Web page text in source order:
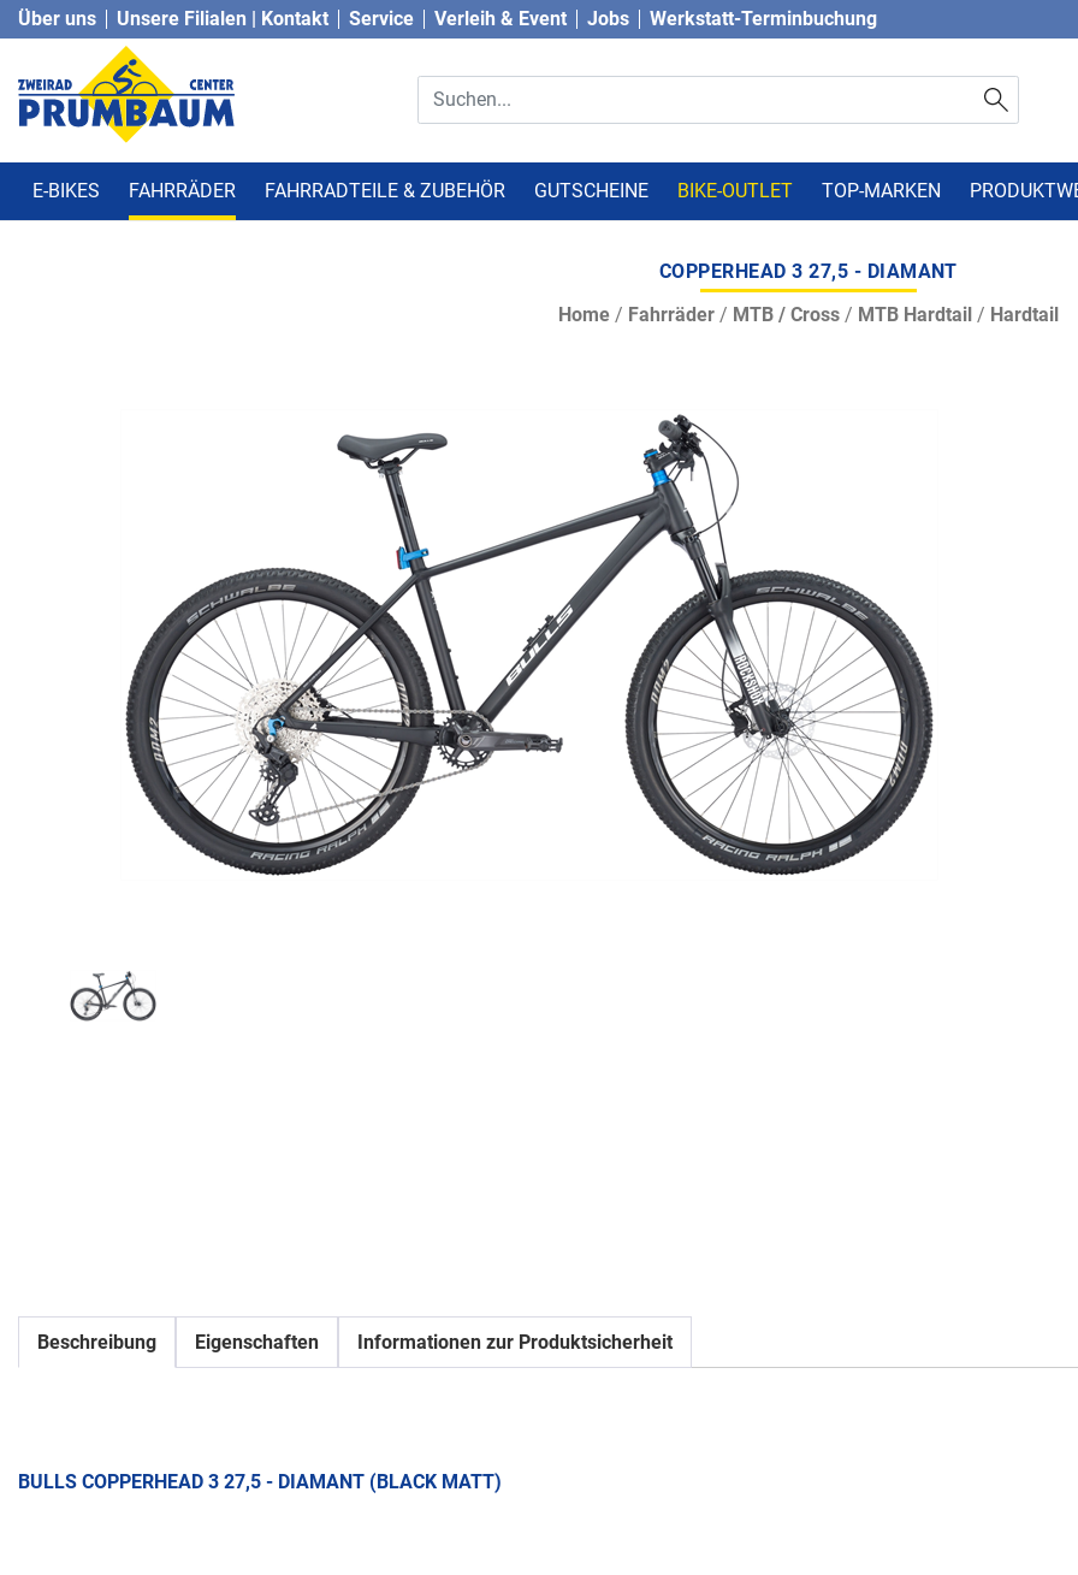
Über uns Unsere Filialen | Kontakt Service Verleih & Event Jobs Werkstatt-Terminbuchung
E-BIKES FAHRRÄDER FAHRRADTEILE & ZUBEHÖR GUTSCHEINE BIKE-OUTLET TOP-MARKEN
COPPERHEAD 3 27,5 - DIAMANT
Home / Fahrräder / MTB / Cross / MTB Hardtail / Hardtail
Beschreibung Eigenschaften Informationen zur Produktsicherheit
BULLS COPPERHEAD 3 27,5 - DIAMANT (BLACK MATT)